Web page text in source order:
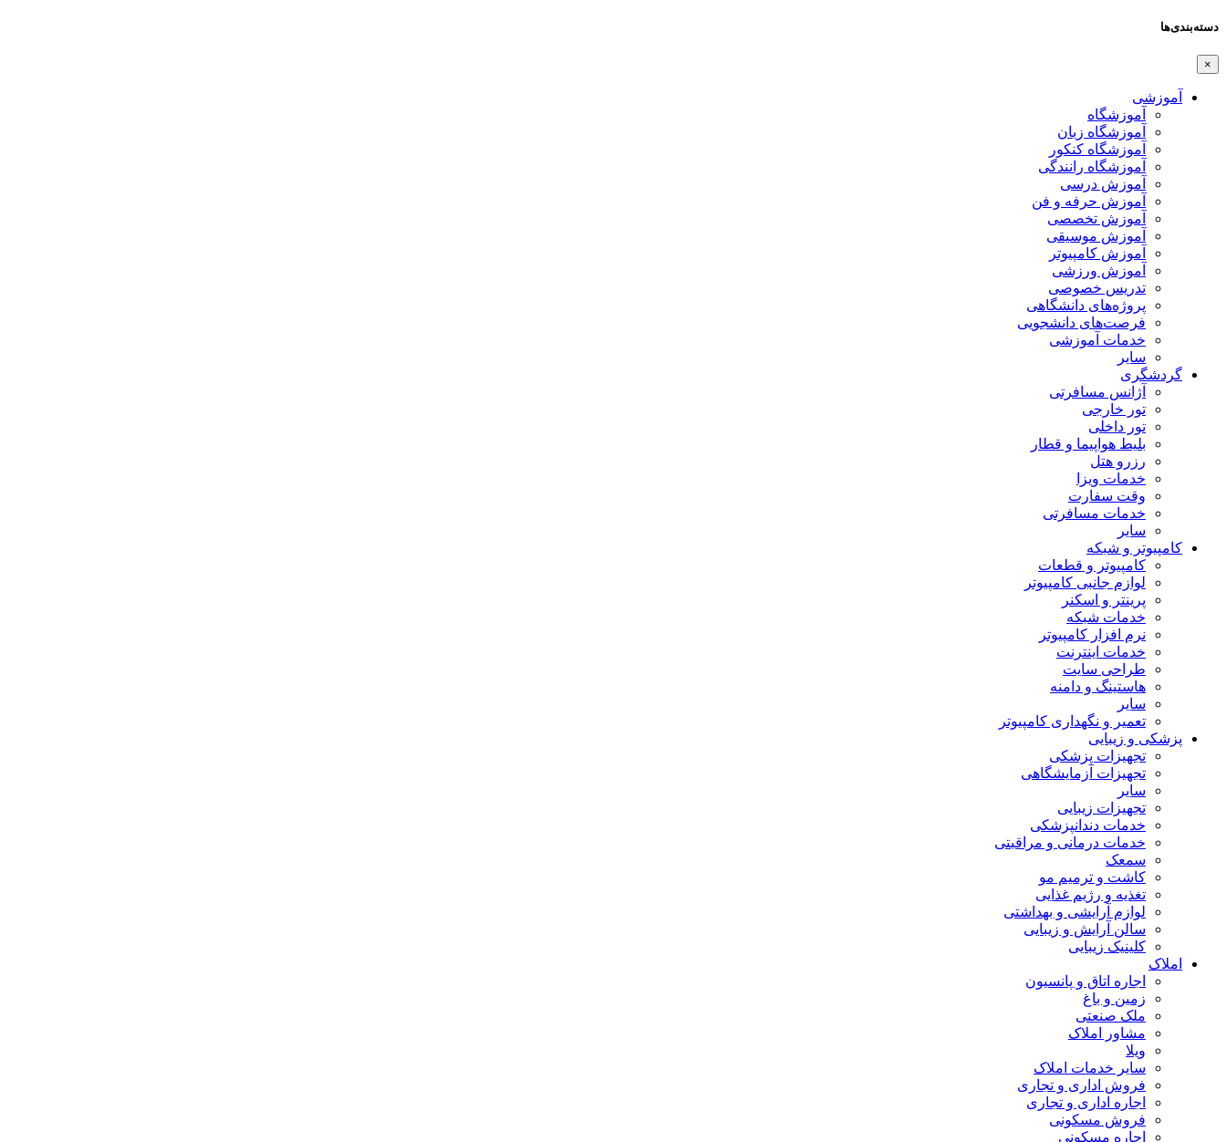
دسته‌بندی‌ها
×
آموزشی
آموزشگاه
آموزشگاه زبان
آموزشگاه کنکور
آموزشگاه رانندگی
آموزش درسی
آموزش حرفه و فن
آموزش تخصصی
آموزش موسیقی
آموزش کامپیوتر
آموزش ورزشی
تدریس خصوصی
پروژه‌های دانشگاهی
فرصت‌های دانشجویی
خدمات آموزشی
سایر
گردشگری
آژانس مسافرتی
تور خارجی
تور داخلی
بلیط هواپیما و قطار
رزرو هتل
خدمات ویزا
وقت سفارت
خدمات مسافرتی
سایر
کامپیوتر و شبکه
کامپیوتر و قطعات
لوازم جانبی کامپیوتر
پرینتر و اسکنر
خدمات شبکه
نرم افزار کامپیوتر
خدمات اینترنت
طراحی سایت
هاستینگ و دامنه
سایر
تعمیر و نگهداری کامپیوتر
پزشکی و زیبایی
تجهیزات پزشکی
تجهیزات آزمایشگاهی
سایر
تجهیزات زیبایی
خدمات دندانپزشکی
خدمات درمانی و مراقبتی
سمعک
کاشت و ترمیم مو
تغذیه و رژیم غذایی
لوازم آرایشی و بهداشتی
سالن آرایش و زیبایی
کلینیک زیبایی
املاک
اجاره اتاق و پانسیون
زمین و باغ
ملک صنعتی
مشاور املاک
ویلا
سایر خدمات املاک
فروش اداری و تجاری
اجاره اداری و تجاری
فروش مسکونی
اجاره مسکونی